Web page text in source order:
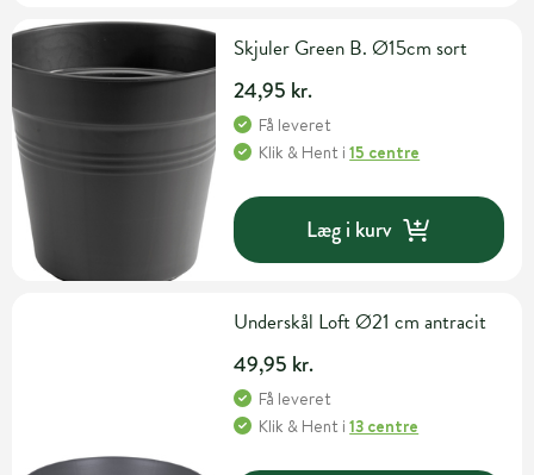
Skjuler Green B. Ø15cm sort
24,95 kr.
Få leveret
Klik & Hent i15 centre
Læg i kurv
Underskål Loft Ø21 cm antracit
49,95 kr.
Få leveret
Klik & Hent i13 centre